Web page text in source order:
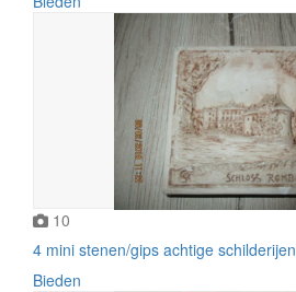
10
4 mini stenen/gips achtige schilderijen
Bieden